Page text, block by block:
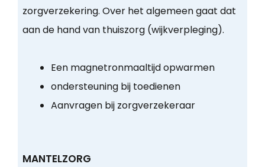
zorgverzekering. Over het algemeen gaat dat
aan de hand van thuiszorg (wijkverpleging).
Een magnetronmaaltijd opwarmen
ondersteuning bij toedienen
Aanvragen bij zorgverzekeraar
MANTELZORG